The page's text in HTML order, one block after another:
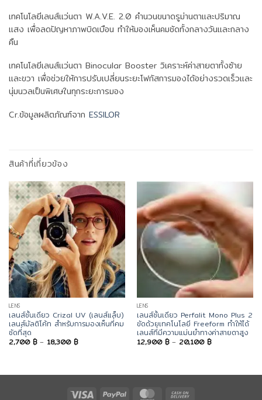
เทคโนโลยีเลนส์แว่นตา W.A.V.E. 2.0 คำนวนขนาดรูม่านตาและปริมาณ
แสง เพื่อลดปัญหาภาพบิดเบือน ทำให้มองเห็นคมชัดทั้งกลางวันและกลาง
คืน
เทคโนโลยีเลนส์แว่นตา Binocular Booster วิเคราะห์ค่าสายตาทั้งซ้าย
และขวา เพื่อช่วยให้การปรับเปลี่ยนระยะโฟกัสการมองได้อย่างรวดเร็วและ
นุ่มนวลเป็นพิเศษในทุกระยะการมอง
Cr.ข้อมูลผลิตภัณฑ์จาก ESSILOR
สินค้าที่เกี่ยวข้อง
LENS
เลนส์ชั้นเดียว Crizal UV (เลนส์แล็บ)
เลนส์มัลติโค้ท สำหรับการมองเห็นที่คม
ชัดที่สุด
2,700 ฿ – 18,300 ฿Price
range:
LENS
เลนส์ชั้นเดียว Perfalit Mono Plus 2
ขัดด้วยเทคโนโลยี Freeform ทำให้ได้
เลนส์ที่มีความแม่นยำทางค่าสายตาสูง
12,900 ฿ – 20,100 ฿Price
range:
Visa PayPal MasterCard